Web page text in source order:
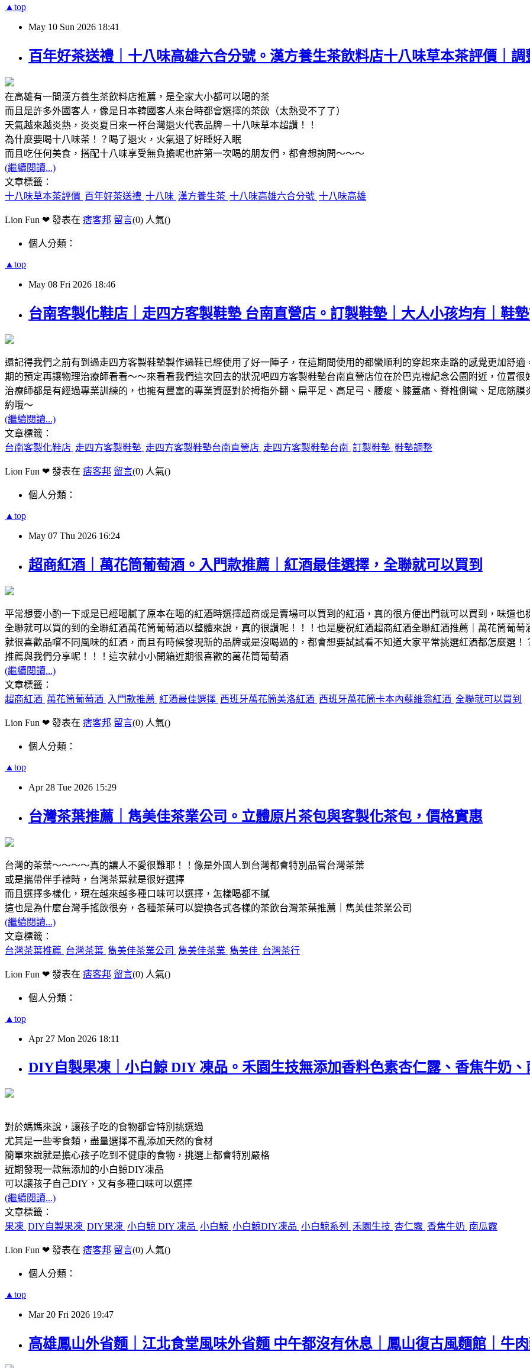
▲top
May 10 Sun 2026 18:41
百年好茶送禮｜十八味高雄六合分號。漢方養生茶飲料店十八味草本茶評價｜
在高雄有一間漢方養生茶飲料店推薦，是全家大小都可以喝的茶
而且是許多外國客人，像是日本韓國客人來台時都會選擇的茶飲（太熱受不了了）
天氣越來越炎熱，炎炎夏日來一杯台灣退火代表品牌－十八味草本超讚！！
為什麼要喝十八味茶！？喝了退火，火氣退了好睡好入眠
而且吃任何美食，搭配十八味享受無負擔呢也許第一次喝的朋友們，都會想詢問～～～
(繼續閱讀...)
文章標籤：
十八味草本茶評價 百年好茶送禮 十八味 漢方養生茶 十八味高雄六合分號 十八味高雄
Lion Fun ❤ 發表在 痞客邦 留言(0) 人氣()
個人分類：
▲top
May 08 Fri 2026 18:46
台南客製化鞋店｜走四方客製鞋墊 台南直營店。訂製鞋墊｜大人小孩均有｜鞋
還記得我們之前有到過走四方客製鞋墊製作過鞋已經使用了好一陣子，在這期間使用的都蠻順利的穿起來走路的感覺更加舒
期的預定再讓物理治療師看看～～來看看我們這次回去的狀況吧四方客製鞋墊台南直營店位在於巴克禮紀念公園附近，位置
治療師都是有經過專業訓練的，也擁有豐富的專業資歷對於拇指外翻、扁平足、高足弓、腰痠、膝蓋痛、脊椎側彎、足底筋
約哦～
(繼續閱讀...)
文章標籤：
台南客製化鞋店 走四方客製鞋墊 走四方客製鞋墊台南直營店 走四方客製鞋墊台南 訂製鞋墊 鞋墊調整
Lion Fun ❤ 發表在 痞客邦 留言(0) 人氣()
個人分類：
▲top
May 07 Thu 2026 16:24
超商紅酒｜萬花筒葡萄酒。入門款推薦｜紅酒最佳選擇，全聯就可以買到
平常想要小酌一下或是已經喝膩了原本在喝的紅酒時選擇超商或是賣場可以買到的紅酒，真的很方便出門就可以買到，味道
全聯就可以買的到的全聯紅酒萬花筒葡萄酒以整體來說，真的很讚呢！！！也是慶祝紅酒超商紅酒全聯紅酒推薦｜萬花筒葡
就很喜歡品嚐不同風味的紅酒，而且有時候發現新的品牌或是沒喝過的，都會想要試試看不知道大家平常挑選紅酒都怎麼選
推薦與我們分享呢！！！這次就小小開箱近期很喜歡的萬花筒葡萄酒
(繼續閱讀...)
文章標籤：
超商紅酒 萬花筒葡萄酒 入門款推薦 紅酒最佳選擇 西班牙萬花筒美洛紅酒 西班牙萬花筒卡本內蘇維翁紅酒 全聯就可以買到
Lion Fun ❤ 發表在 痞客邦 留言(0) 人氣()
個人分類：
▲top
Apr 28 Tue 2026 15:29
台灣茶葉推薦｜雋美佳茶業公司。立體原片茶包與客製化茶包，價格實惠
台灣的茶葉～～～～真的讓人不愛很難耶！！像是外國人到台灣都會特別品嘗台灣茶葉
或是攜帶伴手禮時，台灣茶葉就是很好選擇
而且選擇多樣化，現在越來越多種口味可以選擇，怎樣喝都不膩
這也是為什麼台灣手搖飲很夯，各種茶葉可以變換各式各樣的茶飲台灣茶葉推薦｜雋美佳茶業公司
(繼續閱讀...)
文章標籤：
台灣茶葉推薦 台灣茶葉 雋美佳茶業公司 雋美佳茶業 雋美佳 台灣茶行
Lion Fun ❤ 發表在 痞客邦 留言(0) 人氣()
個人分類：
▲top
Apr 27 Mon 2026 18:11
DIY自製果凍｜小白鯨 DIY 凍品。禾園生技無添加香料色素杏仁露、香焦牛奶、
對於媽媽來說，讓孩子吃的食物都會特別挑選過
尤其是一些零食類，盡量選擇不亂添加天然的食材
簡單來說就是擔心孩子吃到不健康的食物，挑選上都會特別嚴格
近期發現一款無添加的小白鯨DIY凍品
可以讓孩子自己DIY，又有多種口味可以選擇
(繼續閱讀...)
文章標籤：
果凍 DIY自製果凍 DIY果凍 小白鯨 DIY 凍品 小白鯨 小白鯨DIY凍品 小白鯨系列 禾園生技 杏仁露 香焦牛奶 南瓜露
Lion Fun ❤ 發表在 痞客邦 留言(0) 人氣()
個人分類：
▲top
Mar 20 Fri 2026 19:47
高雄鳳山外省麵｜江北食堂風味外省麵 中午都沒有休息｜鳳山復古風麵館｜牛